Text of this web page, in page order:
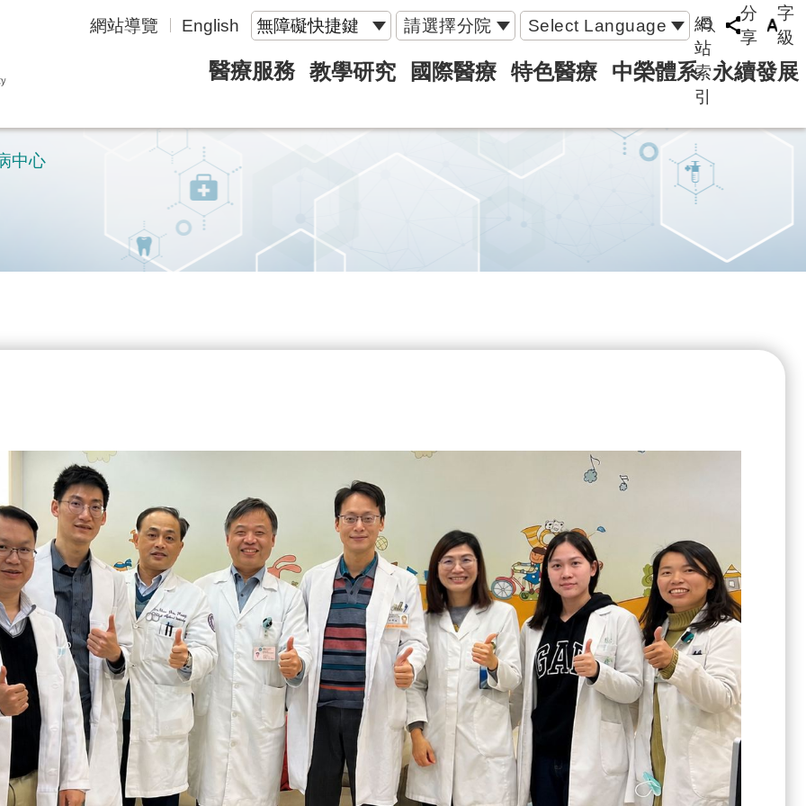
網站導覽 English 無障礙快捷鍵 請選擇分院 Select Language
網
站
索
引
分
享
字
級
醫療服務 教學研究 國際醫療 特色醫療 中榮體系 永續發展
中心